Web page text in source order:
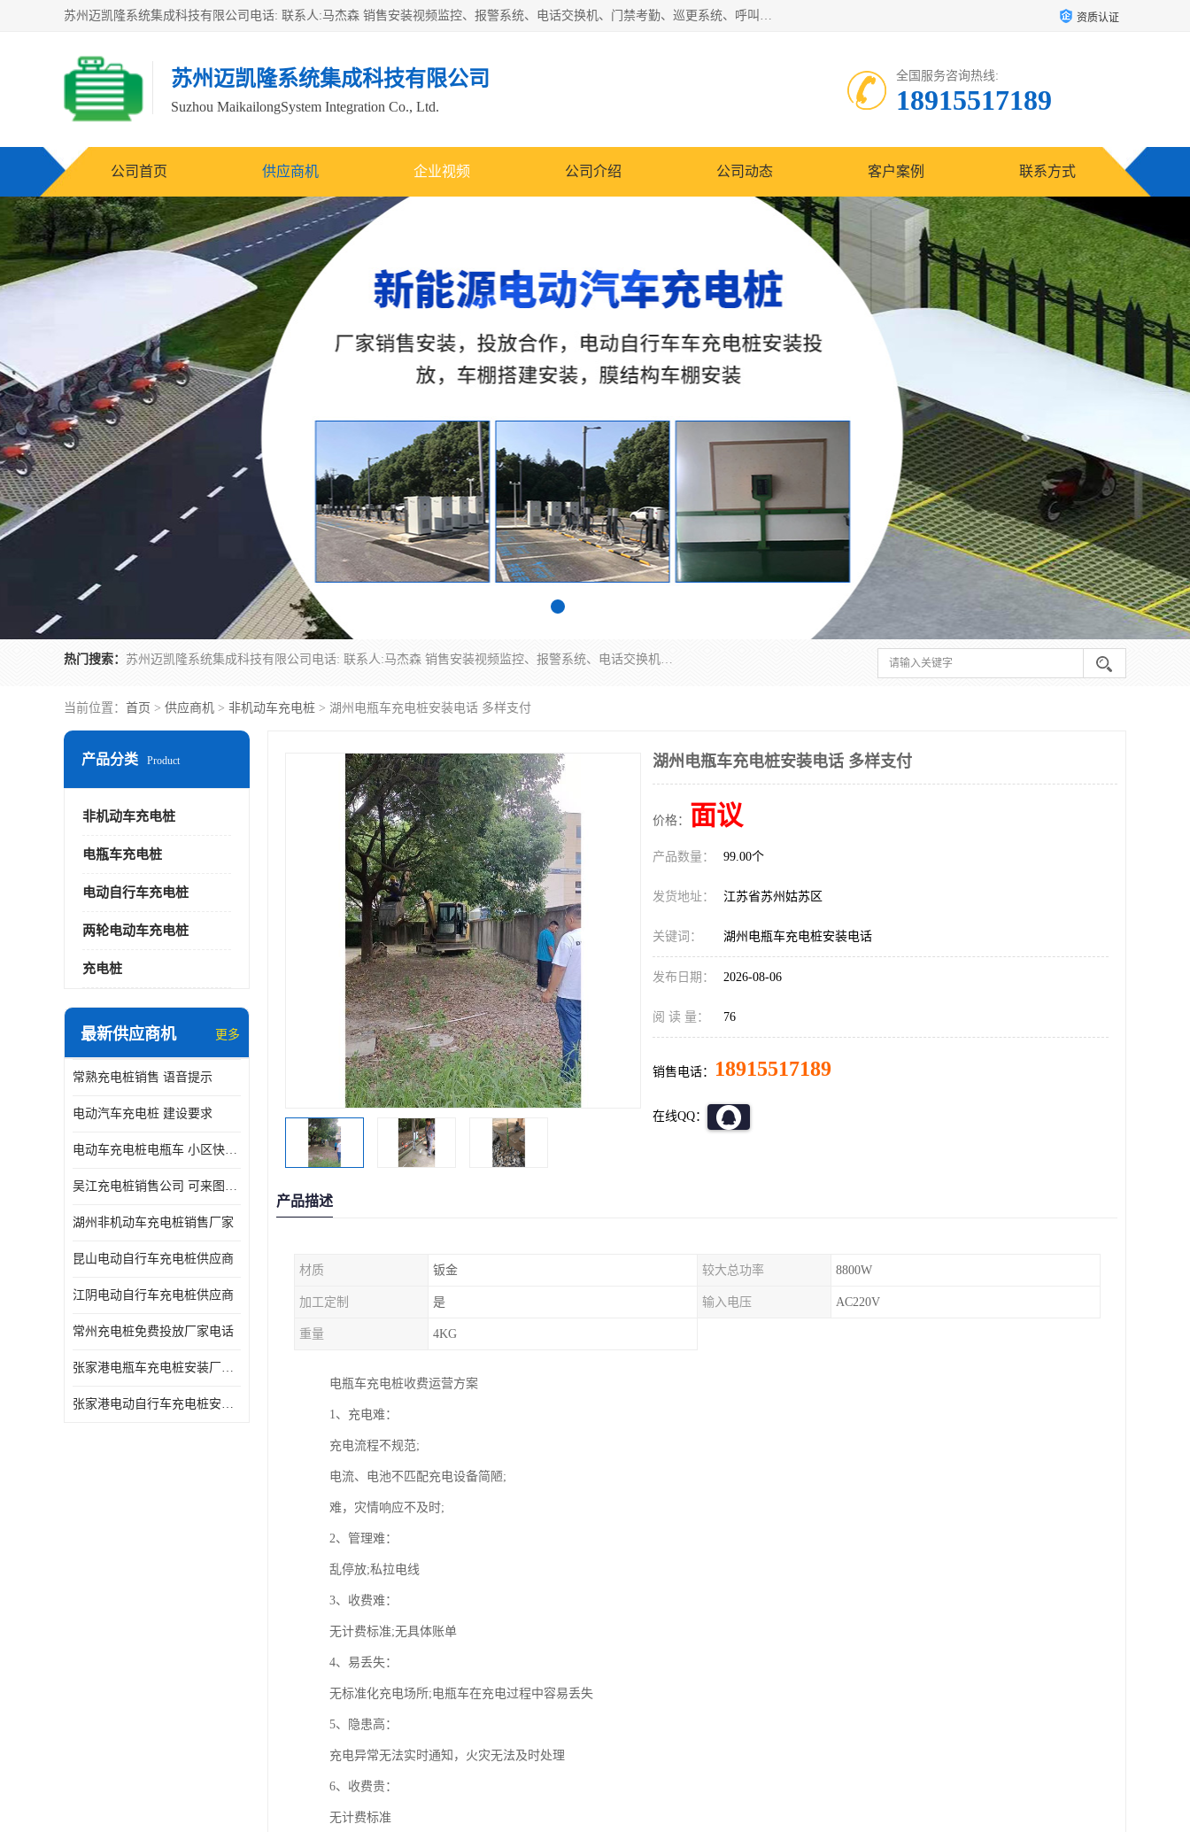
苏州迈凯隆系统集成科技有限公司电话: 联系人:马杰森 销售安装视频监控、报警系统、电话交换机、门禁考勤、巡更系统、呼叫对讲系统、停车场道闸、智能家居、广播系统、综合布线、办公设备、电子商务软件、网络工程、酒店门锁系列 系统集成、VOD视频点播、LED显示屏、节能产品、USP电源、收银机等弱电及智能化项目。 资质认证
苏州迈凯隆系统集成科技有限公司
Suzhou MaikailongSystem Integration Co., Ltd.
全国服务咨询热线:
18915517189
公司首页 供应商机 企业视频 公司介绍 公司动态 客户案例 联系方式
热门搜索： 苏州迈凯隆系统集成科技有限公司电话: 联系人:马杰森 销售安装视频监控、报警系统、电话交换机、门禁考勤、巡更系统、呼叫对讲系统、停车场道闸、智能家居、广播系统、综合布线、办公设备、电子商务软件、网络工程、酒店门锁系列 系统集成、VOD视频点播、LED显示屏、节能产品、USP电源、收银机等弱电及智能化项目。
当前位置： 首页 > 供应商机 > 非机动车充电桩 > 湖州电瓶车充电桩安装电话 多样支付
产品分类 Product
非机动车充电桩
电瓶车充电桩
电动自行车充电桩
两轮电动车充电桩
充电桩
最新供应商机 更多
常熟充电桩销售 语音提示
电动汽车充电桩 建设要求
电动车充电桩电瓶车 小区快速电动自行车充电站
吴江充电桩销售公司 可来图定制
湖州非机动车充电桩销售厂家
昆山电动自行车充电桩供应商
江阴电动自行车充电桩供应商
常州充电桩免费投放厂家电话
张家港电瓶车充电桩安装厂家电话
张家港电动自行车充电桩安装供货商
湖州电瓶车充电桩安装电话 多样支付
价格： 面议
产品数量： 99.00个
发货地址： 江苏省苏州姑苏区
关键词： 湖州电瓶车充电桩安装电话
发布日期： 2026-08-06
阅 读 量： 76
销售电话： 18915517189
在线QQ：
产品描述
材质 钣金 较大总功率 8800W
加工定制 是 输入电压 AC220V
重量 4KG
电瓶车充电桩收费运营方案
1、充电难：
充电流程不规范;
电流、电池不匹配充电设备简陋;
难，灾情响应不及时;
2、管理难：
乱停放;私拉电线
3、收费难：
无计费标准;无具体账单
4、易丢失：
无标准化充电场所;电瓶车在充电过程中容易丢失
5、隐患高：
充电异常无法实时通知，火灾无法及时处理
6、收费贵：
无计费标准